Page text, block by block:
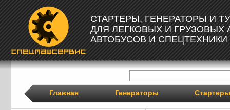
СТАРТЕРЫ, ГЕНЕРАТОРЫ И
ДЛЯ ЛЕГКОВЫХ И ГРУЗОВЫХ
АВТОБУСОВ И СПЕЦТЕХНИКИ
Главная Генераторы Стартеры